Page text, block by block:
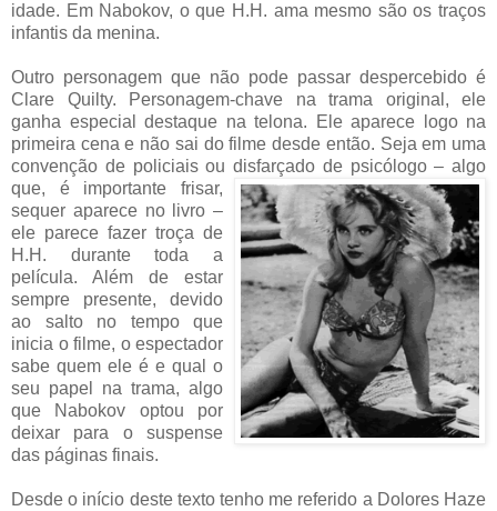
idade. Em Nabokov, o que H.H. ama mesmo são os traços
infantis da menina.
Outro personagem que não pode passar despercebido é
Clare Quilty. Personagem-chave na trama original, ele
ganha especial destaque na telona. Ele aparece logo na
primeira cena e não sai do filme desde então. Seja em uma
convenção de policiais ou disfarçado de psicólogo – algo
que, é importante frisar,
sequer aparece no livro –
ele parece fazer troça de
H.H. durante toda a
película. Além de estar
sempre presente, devido
ao salto no tempo que
inicia o filme, o espectador
sabe quem ele é e qual o
seu papel na trama, algo
que Nabokov optou por
deixar para o suspense
das páginas finais.
Desde o início deste texto tenho me referido a Dolores Haze